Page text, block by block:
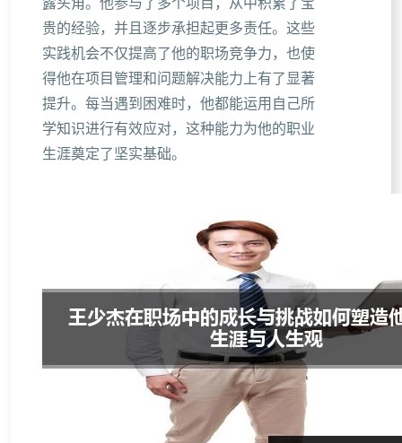
贵的经验，并且逐步承担起更多责任。这些
实践机会不仅提高了他的职场竞争力，也使
得他在项目管理和问题解决能力上有了显著
提升。每当遇到困难时，他都能运用自己所
学知识进行有效应对，这种能力为他的职业
生涯奠定了坚实基础。